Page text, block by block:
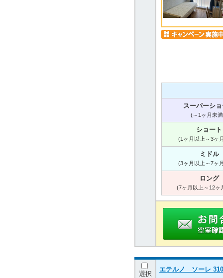
スーパーシ
(～1ヶ月未
ショート
(1ヶ月以上～3ヶ
ミドル
(3ヶ月以上～7ヶ
ロング
(7ヶ月以上～12ヶ
選択
エテルノ ソーレ